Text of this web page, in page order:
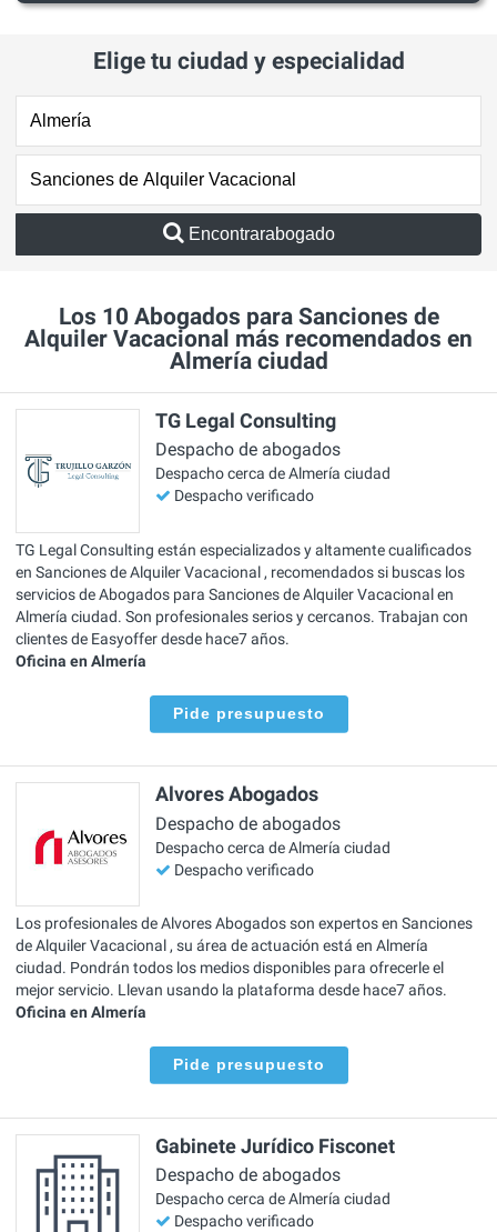
Elige tu ciudad y especialidad
Encontrarabogado
Los 10 Abogados para Sanciones de
Alquiler Vacacional más recomendados en
Almería ciudad
TG Legal Consulting
Despacho de abogados
Despacho cerca de Almería ciudad
Despacho verificado
TG Legal Consulting están especializados y altamente cualificados
en Sanciones de Alquiler Vacacional , recomendados si buscas los
servicios de Abogados para Sanciones de Alquiler Vacacional en
Almería ciudad. Son profesionales serios y cercanos. Trabajan con
clientes de Easyoffer desde hace7 años.
Oficina en Almería
Pide presupuesto
Alvores Abogados
Despacho de abogados
Despacho cerca de Almería ciudad
Despacho verificado
Los profesionales de Alvores Abogados son expertos en Sanciones
de Alquiler Vacacional , su área de actuación está en Almería
ciudad. Pondrán todos los medios disponibles para ofrecerle el
mejor servicio. Llevan usando la plataforma desde hace7 años.
Oficina en Almería
Pide presupuesto
Gabinete Jurídico Fisconet
Despacho de abogados
Despacho cerca de Almería ciudad
Despacho verificado